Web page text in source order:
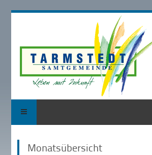
Monatsübersicht